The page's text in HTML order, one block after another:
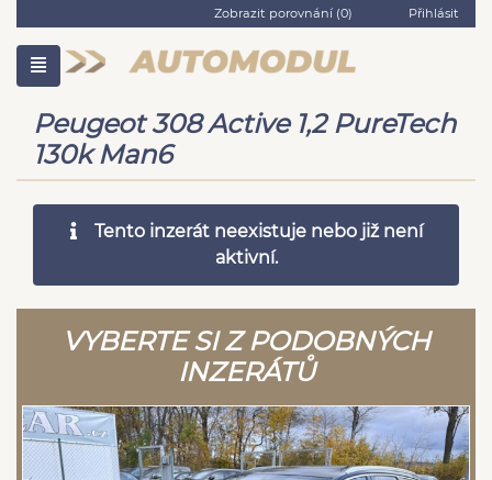
Zobrazit porovnání (0) Přihlásit
Peugeot 308 Active 1,2 PureTech
130k Man6
Tento inzerát neexistuje nebo již není
aktivní.
VYBERTE SI Z PODOBNÝCH
INZERÁTŮ